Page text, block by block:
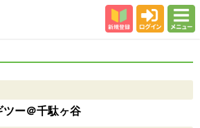
会場
大会結果
ツー＠千駄ヶ谷